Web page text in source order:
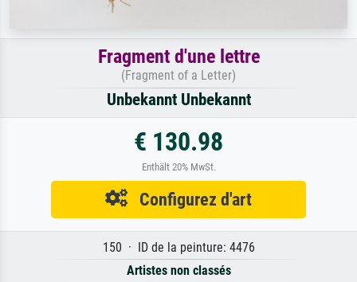
Fragment d'une lettre
(Fragment of a Letter)
Unbekannt Unbekannt
€ 130.98
Enthält 20% MwSt.
Configurez d'art
150 · ID de la peinture: 4476
Artistes non classés